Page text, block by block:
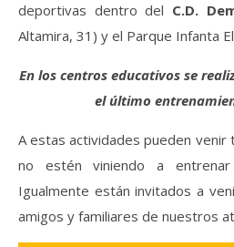
deportivas dentro del C.D.
Altamira, 31) y el Parque Infanta
En los centros educativos se
el último
A estas actividades pueden venir
no estén viniendo a
Igualmente están invitados a
amigos y familiares de nuestros